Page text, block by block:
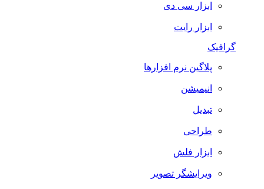
ابزار سی دی
ابزار رایت
گرافیک
پلاگین نرم افزارها
انیمیشن
تبدیل
طراحی
ابزار فلش
ویرایشگر تصویر